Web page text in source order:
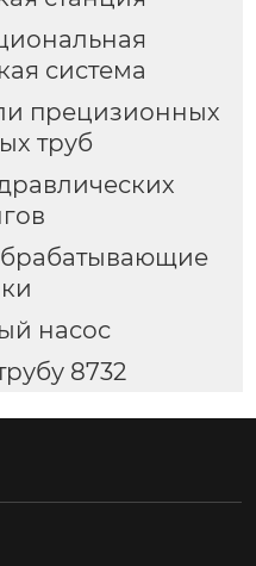
система
прецизионных
труб
насос
8732